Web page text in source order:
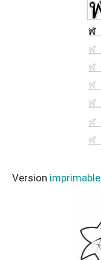
Version imprimable